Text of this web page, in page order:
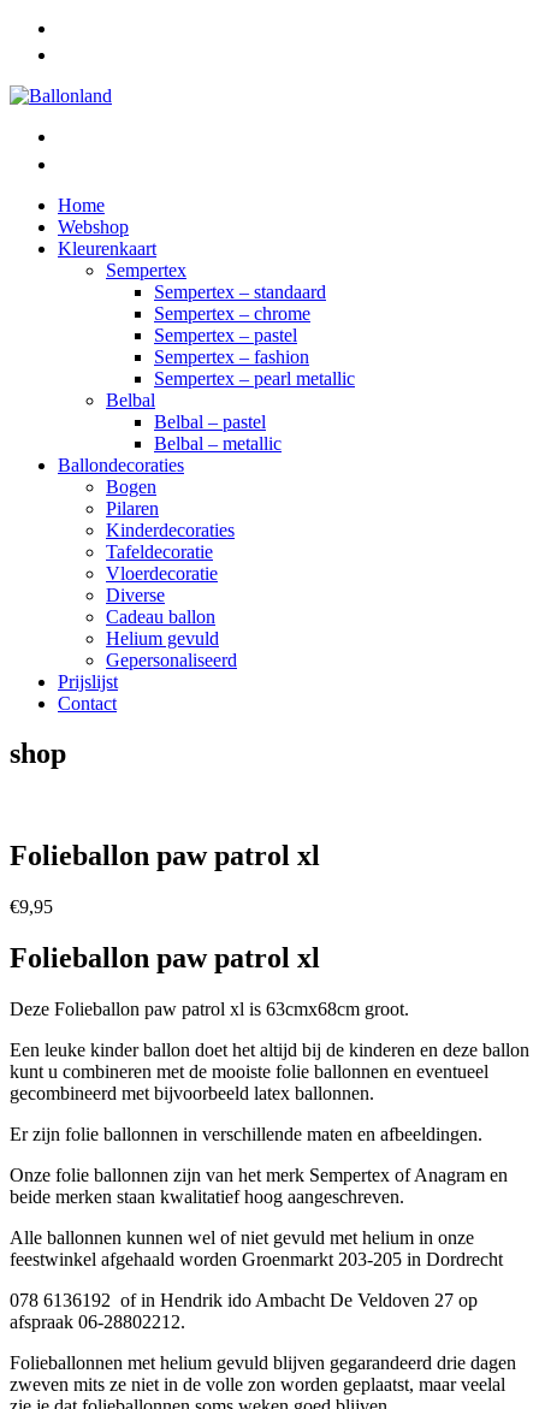
Home
Webshop
Kleurenkaart
Sempertex
Sempertex – standaard
Sempertex – chrome
Sempertex – pastel
Sempertex – fashion
Sempertex – pearl metallic
Belbal
Belbal – pastel
Belbal – metallic
Ballondecoraties
Bogen
Pilaren
Kinderdecoraties
Tafeldecoratie
Vloerdecoratie
Diverse
Cadeau ballon
Helium gevuld
Gepersonaliseerd
Prijslijst
Contact
shop
Folieballon paw patrol xl
€9,95
Folieballon paw patrol xl
Deze Folieballon paw patrol xl is 63cmx68cm groot.
Een leuke kinder ballon doet het altijd bij de kinderen en deze ballon
kunt u combineren met de mooiste folie ballonnen en eventueel
gecombineerd met bijvoorbeeld latex ballonnen.
Er zijn folie ballonnen in verschillende maten en afbeeldingen.
Onze folie ballonnen zijn van het merk Sempertex of Anagram en
beide merken staan kwalitatief hoog aangeschreven.
Alle ballonnen kunnen wel of niet gevuld met helium in onze
feestwinkel afgehaald worden Groenmarkt 203-205 in Dordrecht
078 6136192 of in Hendrik ido Ambacht De Veldoven 27 op
afspraak 06-28802212.
Folieballonnen met helium gevuld blijven gegarandeerd drie dagen
zweven mits ze niet in de volle zon worden geplaatst, maar veelal